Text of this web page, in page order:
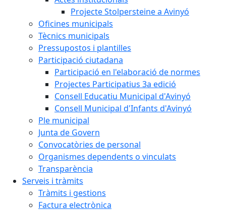
Projecte Stolpersteine a Avinyó
Oficines municipals
Tècnics municipals
Pressupostos i plantilles
Participació ciutadana
Participació en l'elaboració de normes
Projectes Participatius 3a edició
Consell Educatiu Municipal d'Avinyó
Consell Municipal d'Infants d'Avinyó
Ple municipal
Junta de Govern
Convocatòries de personal
Organismes dependents o vinculats
Transparència
Serveis i tràmits
Tràmits i gestions
Factura electrònica